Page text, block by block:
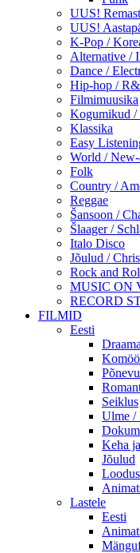
UUS!
UUS!
K-Pop /
Alternative /
Dance /
Hip-hop /
Filmimuusika
Kogumikud /
Klassika
Easy
World / New-
Folk
Country /
Reggae
Šansoon /
Šlaager /
Italo Disco
Jõulud /
Rock and
MUSIC ON
RECORD
FILMID
Eesti
Seiklus
Ulme /
Keha
Jõulud
Loodus
Lastele
Eesti